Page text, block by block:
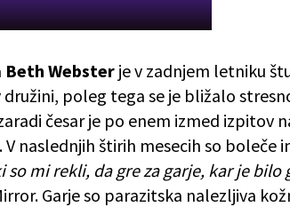
Beth Webster je v zadnjem letniku
poleg tega se je bližalo
česar je po enem izmed izpitov
V naslednjih štirih mesecih so boleče
so mi rekli, da gre za garje, kar je bilo
Garje so parazitska nalezljiva